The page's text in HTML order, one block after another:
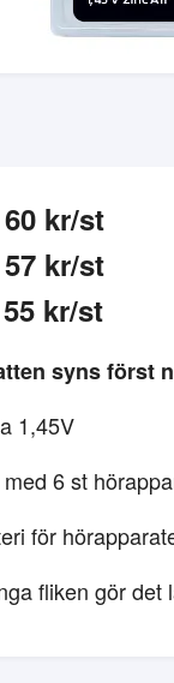
kr/st
kr/st
kr/st
syns först
1,45V
6 st
för
fliken gör